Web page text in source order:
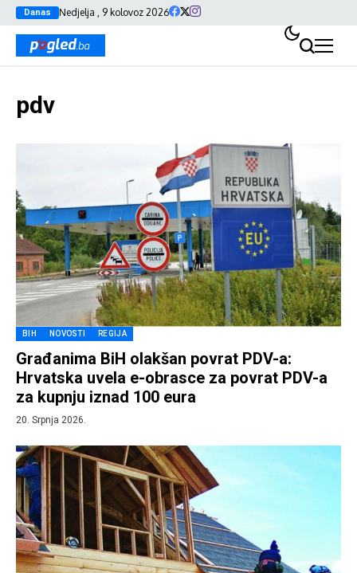
Danas Nedjelja , 9 kolovoz 2026
pdv
BIH NOVOSTI REGIJA
Građanima BiH olakšan povrat PDV-a:
Hrvatska uvela e-obrasce za povrat PDV-a
za kupnju iznad 100 eura
20. Srpnja 2026.